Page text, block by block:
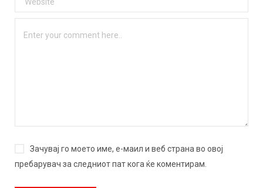
Зачувај го моето име, е-маил и веб страна во овој
пребарувач за следниот пат кога ќе коментирам.